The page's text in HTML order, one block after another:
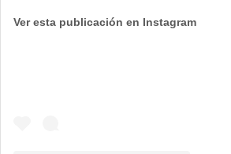
Ver esta publicación en Instagram